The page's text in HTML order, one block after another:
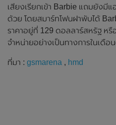
เสียงเรียกเข้า Barbie แถมยังมี
ด้วย โดยสมาร์ทโฟนฝาพับได้
ราคาอยู่ที่ 129 ดอลลาร์สหรัฐ หรื
จำหน่ายอย่างเป็นทางการในเดือ
ที่มา : gsmarena , hmd